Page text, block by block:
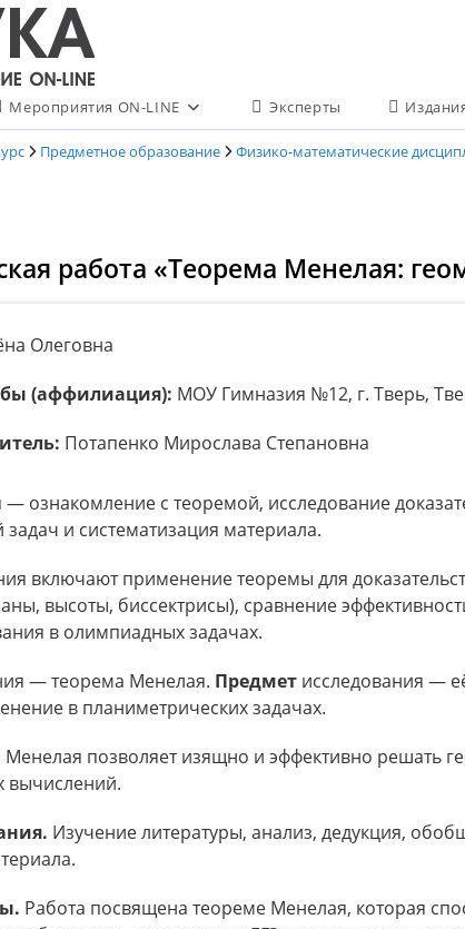
Мероприятия ON-LINE Эксперты
Предметное образование Физико-математические
работа «Теорема Менелая:
Олеговна
(аффилиация): МОУ Гимназия №12, г. Тверь,
Потапенко Мирослава Степановна
— ознакомление с теоремой, исследование
и систематизация материала.
включают применение теоремы для
высоты, биссектрисы), сравнение
в олимпиадных задачах.
— теорема Менелая. Предмет исследования —
в планиметрических задачах.
позволяет изящно и эффективно решать
вычислений.
Изучение литературы, анализ, дедукция,
Работа посвящена теореме Менелая, которая